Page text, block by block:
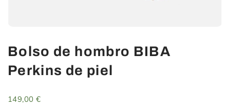
Bolso de hombro BIBA
Perkins de piel
149,00€